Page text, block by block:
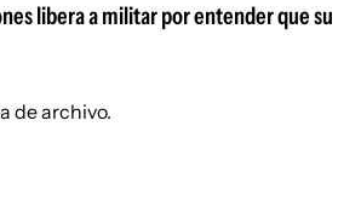
libera a militar por entender que su